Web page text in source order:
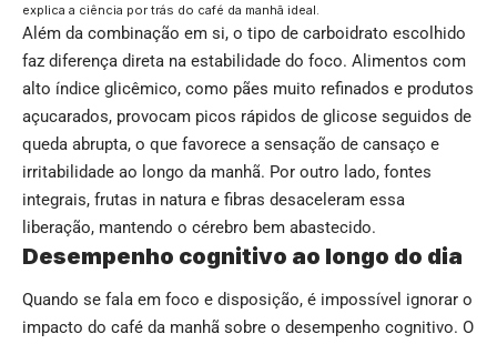
explica a ciência por trás do café da manhã ideal.
Além da combinação em si, o tipo de carboidrato escolhido
faz diferença direta na estabilidade do foco. Alimentos com
alto índice glicêmico, como pães muito refinados e produtos
açucarados, provocam picos rápidos de glicose seguidos de
queda abrupta, o que favorece a sensação de cansaço e
irritabilidade ao longo da manhã. Por outro lado, fontes
integrais, frutas in natura e fibras desaceleram essa
liberação, mantendo o cérebro bem abastecido.
Desempenho cognitivo ao longo do dia
Quando se fala em foco e disposição, é impossível ignorar o
impacto do café da manhã sobre o desempenho cognitivo. O